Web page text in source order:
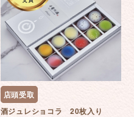
店頭受取
酒ジュレショコラ 20枚入り